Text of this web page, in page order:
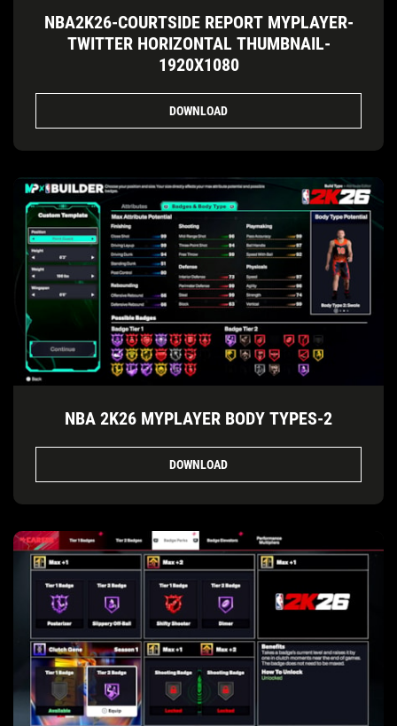
NBA2K26-COURTSIDE REPORT MYPLAYER-
TWITTER HORIZONTAL THUMBNAIL-
1920X1080
DOWNLOAD
NBA 2K26 MYPLAYER BODY TYPES-2
DOWNLOAD